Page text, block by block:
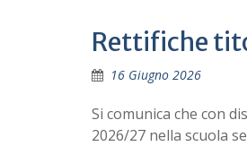
Rettifiche
16 Giugno 2026
Si comunica che con
2026/27 nella scuola